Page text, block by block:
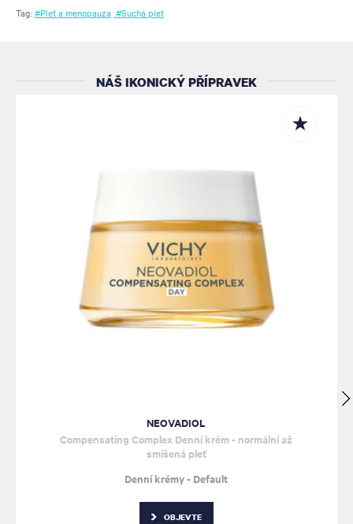
Tag:#Pleť a menopauza #Suchá pleť
NÁŠ IKONICKÝ PŘÍPRAVEK
NEOVADIOL
Compensating Complex Denní krém - normální až
smíšená pleť
Denní krémy - Default
OBJEVTE